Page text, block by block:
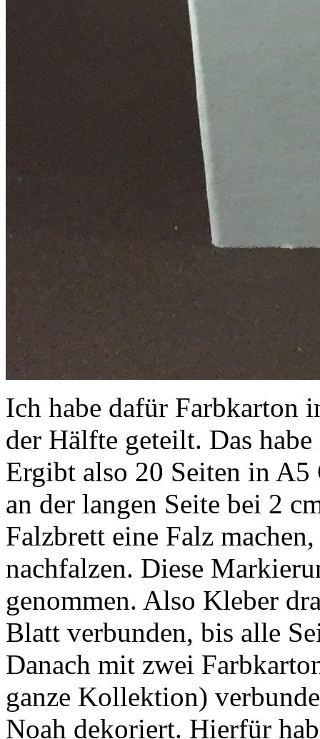
Ich habe dafür Farbkarton
der Hälfte geteilt. Das
Ergibt also 20 Seiten in A5
an der langen Seite bei 2
Falzbrett eine Falz
nachfalzen. Diese
genommen. Also Kleber
Blatt verbunden, bis alle
Danach mit zwei
ganze Kollektion)
Noah dekoriert. Hierfür